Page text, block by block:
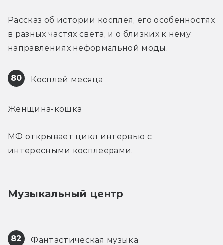
Рассказ об истории косплея, его особенностях
в разных частях света, и о близких к нему
направлениях неформальной моды.
80 Косплей месяца
Женщина-кошка
МФ открывает цикл интервью с
интересными косплеерами.
Музыкальный центр
82 Фантастическая музыка